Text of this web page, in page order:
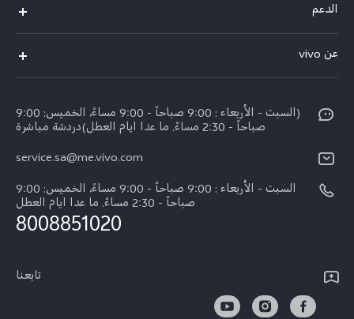
X200 FE (New)
Y39 5G
Y04
V40 5G
V40 Lite 5G
الدعم
مراكز الصيانة
Funtouch OS
أسعار قطع الغيار
تحديثات النظام
بيان الخصوصية بشأن خدمة العملاء
تنزيل جداول LUT لاستعادة السجل
عن vivo
الأخبار
الإشعارات القانونية
نبذة عنا
الأخبار
(السبت - الأربعاء : 9:00 صباحاً - 9:00 مساءً، الخميس: 9:00
صباحاً - 2:30 مساءً. ما عدا ايام العطل)دردشة مباشرة
service.sa@me.vivo.com
السبت - الأربعاء : 9:00 صباحاً - 9:00 مساءً، الخميس: 9:00
صباحاً - 2:30 مساءً. ما عدا ايام العطل
8008851020
تابعنا